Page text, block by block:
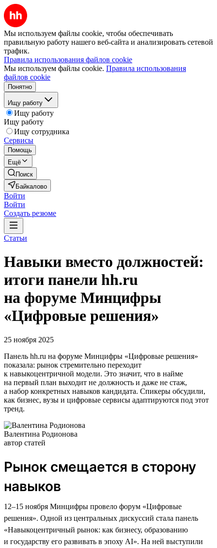
Мы используем файлы cookie, чтобы обеспечивать
правильную работу нашего веб-сайта и анализировать сетевой
трафик.
Правила использования файлов cookie
Мы используем файлы cookie. Правила использования
файлов cookie
Понятно
Ищу работу
Ищу работу
Ищу работу
Ищу сотрудника
Сервисы
Помощь
Ещё
Поиск
Байкалово
Войти
Войти
Создать резюме
Статьи
Навыки вместо должностей:
итоги панели hh.ru
на форуме Минцифры
«Цифровые решения»
25 ноября 2025
Панель hh.ru на форуме Минцифры «Цифровые решения»
показала: рынок стремительно переходит
к навыкоцентричной модели. Это значит, что в найме
на первый план выходит не должность и даже не стаж,
а набор конкретных навыков кандидата. Спикеры обсудили,
как бизнес, вузы и цифровые сервисы адаптируются под этот
тренд.
Валентина Родионова
автор статей
Рынок смещается в сторону
навыков
12–15 ноября Минцифры провело форум «Цифровые
решения». Одной из центральных дискуссий стала панель
«Навыкоцентричный рынок: как бизнесу, образованию
и государству его развивать в эпоху AI». На ней выступили